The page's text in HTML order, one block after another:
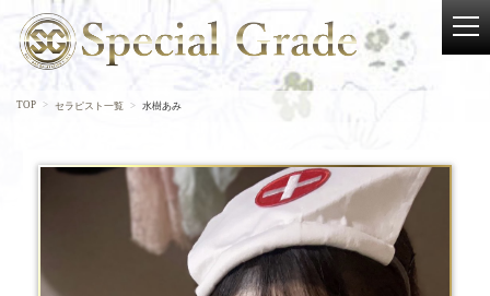
TOP セラピスト一覧 水樹あみ